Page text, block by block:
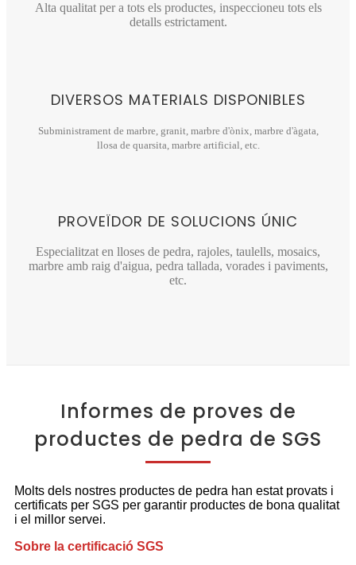
Alta qualitat per a tots els productes, inspeccioneu tots els
detalls estrictament.
DIVERSOS MATERIALS DISPONIBLES
Subministrament de marbre, granit, marbre d'ònix, marbre d'àgata,
llosa de quarsita, marbre artificial, etc.
PROVEÏDOR DE SOLUCIONS ÚNIC
Especialitzat en lloses de pedra, rajoles, taulells, mosaics,
marbre amb raig d'aigua, pedra tallada, vorades i paviments,
etc.
Informes de proves de
productes de pedra de SGS
Molts dels nostres productes de pedra han estat provats i
certificats per SGS per garantir productes de bona qualitat
i el millor servei.
Sobre la certificació SGS